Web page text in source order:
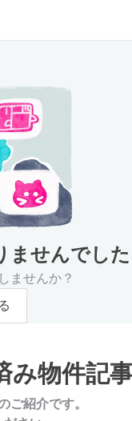
ませんでした
ませんか？
み物件記
ご紹介です。